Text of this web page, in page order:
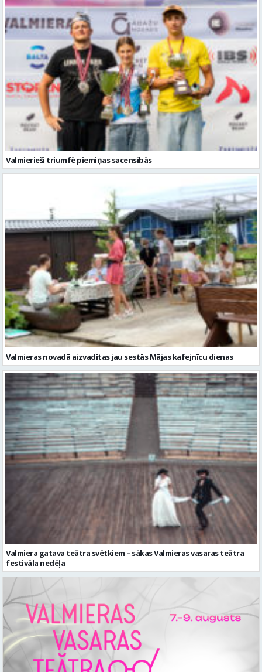
Valmierieši triumfē piemiņas sacensībās
Valmieras novadā aizvadītas jau sestās Mājas kafejnīcu dienas
Valmiera gatava teātra svētkiem – sākas Valmieras vasaras teātra
festivāla nedēļa